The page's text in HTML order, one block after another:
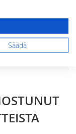
Säädä